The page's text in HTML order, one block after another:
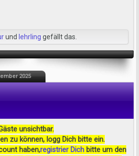
und lehrling gefällt das.
2025
unsichtbar.
zu können, logg Dich bitte ein.
haben,registrier Dich bitte um den